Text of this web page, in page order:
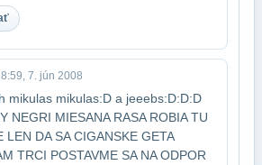
7. jún 2008
mikulas mikulas:D a jeeebs:D:D:D
NEGRI MIESANA RASA ROBIA TU
LEN DA SA CIGANSKE GETA
TRCI POSTAVME SA NA ODPOR